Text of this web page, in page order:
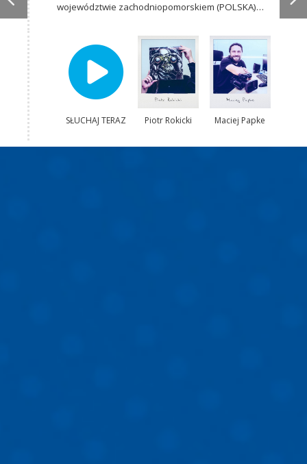
województwie zachodniopomorskiem (POLSKA)…
SŁUCHAJ TERAZ Piotr Rokicki Maciej Papke